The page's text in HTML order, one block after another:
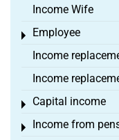
Income Wife
Employee
Toggle menu
Income
Income
Capital income
Toggle menu
Income from
Toggle menu